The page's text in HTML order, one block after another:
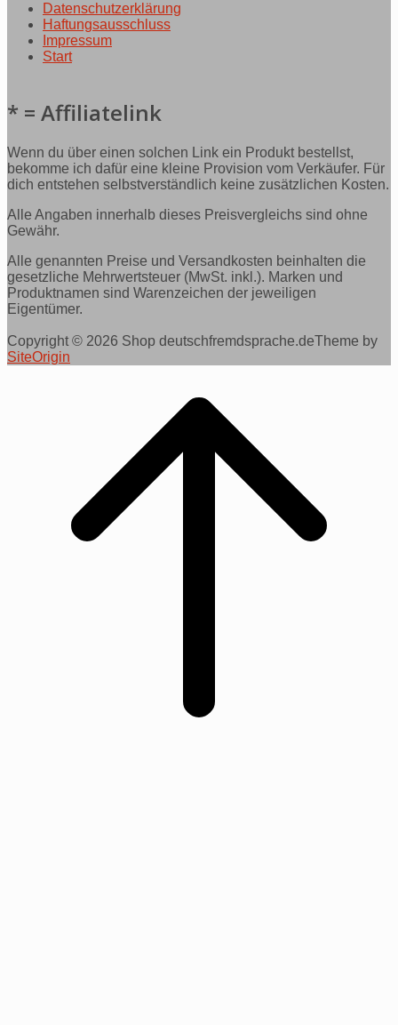
Datenschutzerklärung
Haftungsausschluss
Impressum
Start
* = Affiliatelink
Wenn du über einen solchen Link ein Produkt bestellst,
bekomme ich dafür eine kleine Provision vom Verkäufer. Für
dich entstehen selbstverständlich keine zusätzlichen Kosten.
Alle Angaben innerhalb dieses Preisvergleichs sind ohne
Gewähr.
Alle genannten Preise und Versandkosten beinhalten die
gesetzliche Mehrwertsteuer (MwSt. inkl.). Marken und
Produktnamen sind Warenzeichen der jeweiligen
Eigentümer.
Copyright © 2026 Shop deutschfremdsprache.deTheme by
SiteOrigin